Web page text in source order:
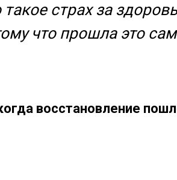
страх за
что прошла это
восстановление